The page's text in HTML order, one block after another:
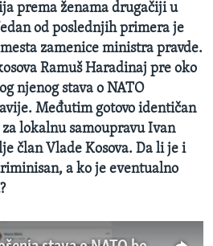
prema ženama drugačiji u
od poslednjih primera je
zamenice ministra pravde.
Ramuš Haradinaj pre oko
njenog stava o NATO
Međutim gotovo identičan
lokalnu samoupravu Ivan
član Vlade Kosova. Da li je i
a ko je eventualno